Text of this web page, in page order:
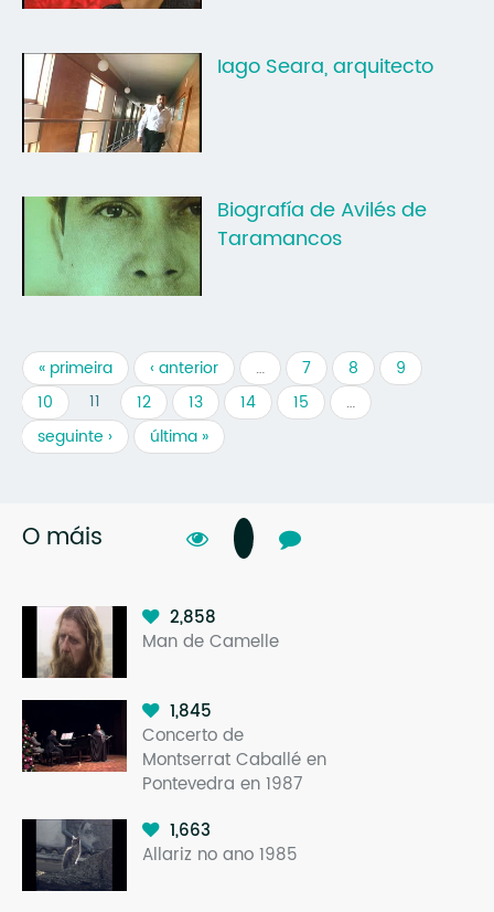
Iago Seara, arquitecto
Biografía de Avilés de
Taramancos
« primeira ‹ anterior … 7 8
9
10
11 12 13 14 15
…
seguinte ›
última »
O máis
2,858
Man de Camelle
1,845
Concerto de
Montserrat Caballé en
Pontevedra en 1987
1,663
Allariz no ano 1985